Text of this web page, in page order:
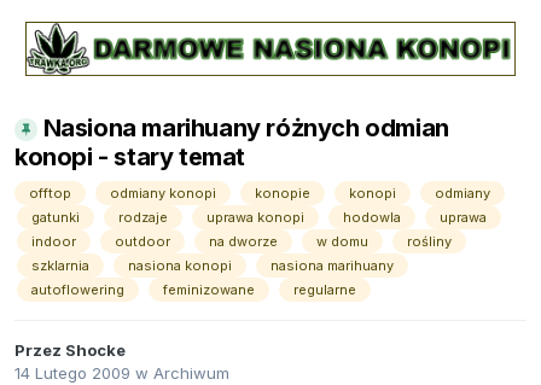
Nasiona marihuany różnych odmian
konopi - stary temat
offtop odmiany konopi konopie konopi
odmiany
gatunki
rodzaje uprawa konopi hodowla
uprawa
indoor
outdoor na dworze w domu
rośliny
szklarnia
nasiona konopi
nasiona marihuany
autoflowering
feminizowane regularne
Przez Shocke
14 Lutego 2009 w Archiwum